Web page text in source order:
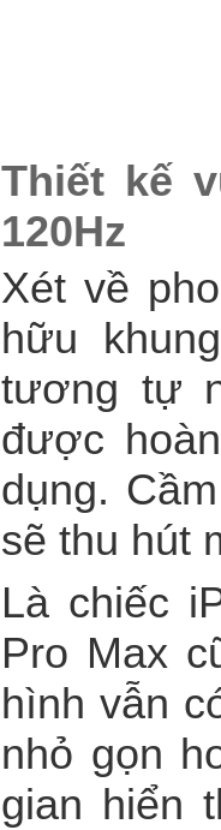
Thiết kế
120Hz
Xét về
hữu
tương tự
được
dụng.
sẽ thu hút
Là chiếc
Pro Max
hình vẫn
nhỏ gọn
gian hiển